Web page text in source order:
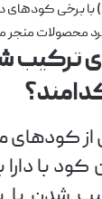
ترکیب
کودهای
با دارا